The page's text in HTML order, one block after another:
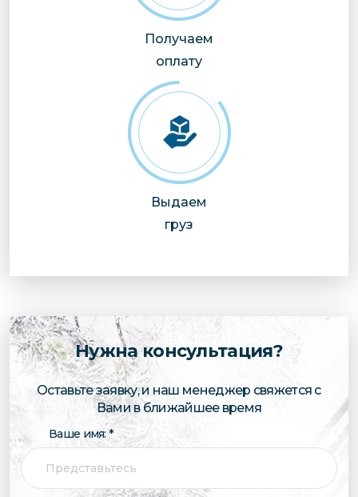
Получаем
оплату
Выдаем
груз
Нужна консультация?
Оставьте заявку, и наш менеджер свяжется с
Вами в ближайшее время
Ваше имя: *